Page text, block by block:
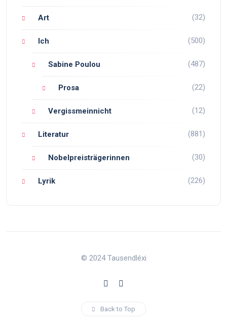
Art (32)
Ich (500)
Sabine Poulou (487)
Prosa (22)
Vergissmeinnicht (12)
Literatur (881)
Nobelpreisträgerinnen (30)
Lyrik (226)
© 2024 Tausendléxi
Back to Top